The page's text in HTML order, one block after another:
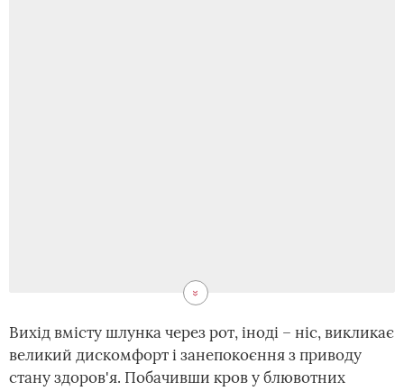
Вихід вмісту шлунка через рот, іноді – ніс, викликає
великий дискомфорт і занепокоєння з приводу
стану здоров'я. Побачивши кров у блювотних